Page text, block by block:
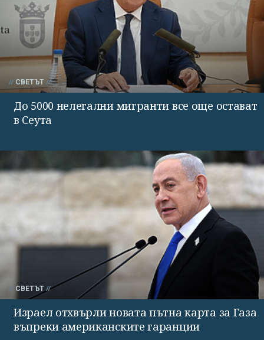
СВЕТЪТ
До 5000 нелегални мигранти все още остават
в Сеута
СВЕТЪТ
Израел отхвърли новата пътна карта за Газа
въпреки американските гаранции